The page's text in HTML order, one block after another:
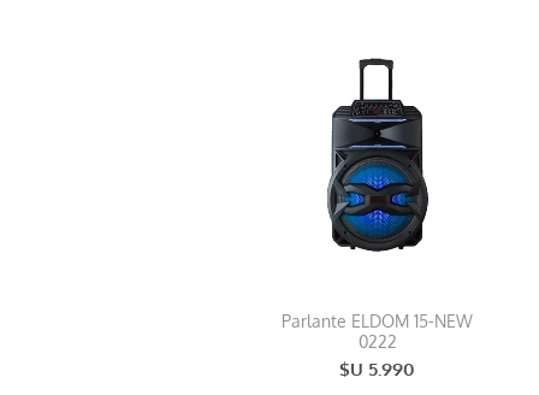
Parlante ELDOM 15-NEW
0222
$U 5.990